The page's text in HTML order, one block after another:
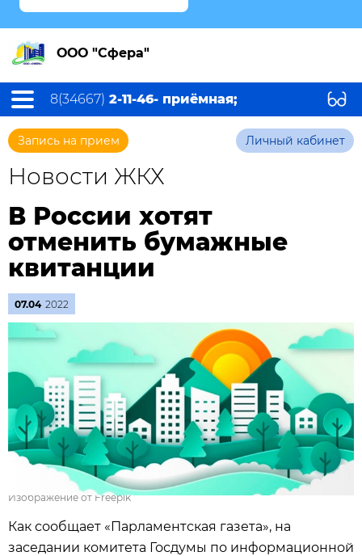
ООО "Сфера"
8(34667) 2-11-46- приёмная;
Запись на прием Личный кабинет
Новости ЖКХ
В России хотят
отменить бумажные
квитанции
07.04 2022
Изображение от Freepik
Как сообщает «Парламентская газета», на
заседании комитета Госдумы по информационной